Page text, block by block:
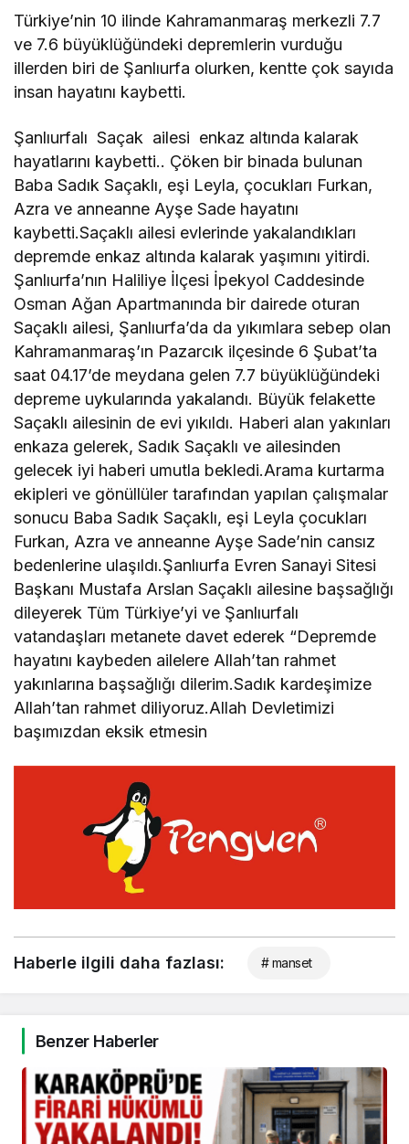
Türkiye’nin 10 ilinde Kahramanmaraş merkezli 7.7
ve 7.6 büyüklüğündeki depremlerin vurduğu
illerden biri de Şanlıurfa olurken, kentte çok sayıda
insan hayatını kaybetti.
Şanlıurfalı Saçak ailesi enkaz altında kalarak
hayatlarını kaybetti.. Çöken bir binada bulunan
Baba Sadık Saçaklı, eşi Leyla, çocukları Furkan,
Azra ve anneanne Ayşe Sade hayatını
kaybetti.Saçaklı ailesi evlerinde yakalandıkları
depremde enkaz altında kalarak yaşımını yitirdi.
Şanlıurfa’nın Haliliye İlçesi İpekyol Caddesinde
Osman Ağan Apartmanında bir dairede oturan
Saçaklı ailesi, Şanlıurfa’da da yıkımlara sebep olan
Kahramanmaraş’ın Pazarcık ilçesinde 6 Şubat’ta
saat 04.17’de meydana gelen 7.7 büyüklüğündeki
depreme uykularında yakalandı. Büyük felakette
Saçaklı ailesinin de evi yıkıldı. Haberi alan yakınları
enkaza gelerek, Sadık Saçaklı ve ailesinden
gelecek iyi haberi umutla bekledi.Arama kurtarma
ekipleri ve gönüllüler tarafından yapılan çalışmalar
sonucu Baba Sadık Saçaklı, eşi Leyla çocukları
Furkan, Azra ve anneanne Ayşe Sade’nin cansız
bedenlerine ulaşıldı.Şanlıurfa Evren Sanayi Sitesi
Başkanı Mustafa Arslan Saçaklı ailesine başsağlığı
dileyerek Tüm Türkiye’yi ve Şanlıurfalı
vatandaşları metanete davet ederek “Depremde
hayatını kaybeden ailelere Allah’tan rahmet
yakınlarına başsağlığı dilerim.Sadık kardeşimize
Allah’tan rahmet diliyoruz.Allah Devletimizi
başımızdan eksik etmesin
Haberle ilgili daha fazlası: # manset
Benzer Haberler